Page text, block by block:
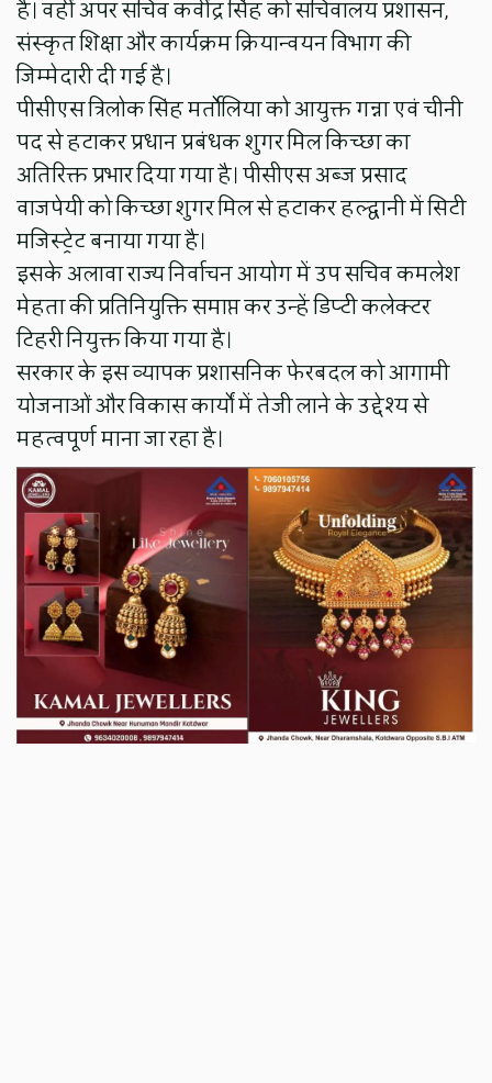
है। वहीं अपर सचिव कवींद्र सिंह को सचिवालय प्रशासन,
संस्कृत शिक्षा और कार्यक्रम क्रियान्वयन विभाग की
जिम्मेदारी दी गई है।
पीसीएस त्रिलोक सिंह मर्तोलिया को आयुक्त गन्ना एवं चीनी
पद से हटाकर प्रधान प्रबंधक शुगर मिल किच्छा का
अतिरिक्त प्रभार दिया गया है। पीसीएस अब्ज प्रसाद
वाजपेयी को किच्छा शुगर मिल से हटाकर हल्द्वानी में सिटी
मजिस्ट्रेट बनाया गया है।
इसके अलावा राज्य निर्वाचन आयोग में उप सचिव कमलेश
मेहता की प्रतिनियुक्ति समाप्त कर उन्हें डिप्टी कलेक्टर
टिहरी नियुक्त किया गया है।
सरकार के इस व्यापक प्रशासनिक फेरबदल को आगामी
योजनाओं और विकास कार्यों में तेजी लाने के उद्देश्य से
महत्वपूर्ण माना जा रहा है।